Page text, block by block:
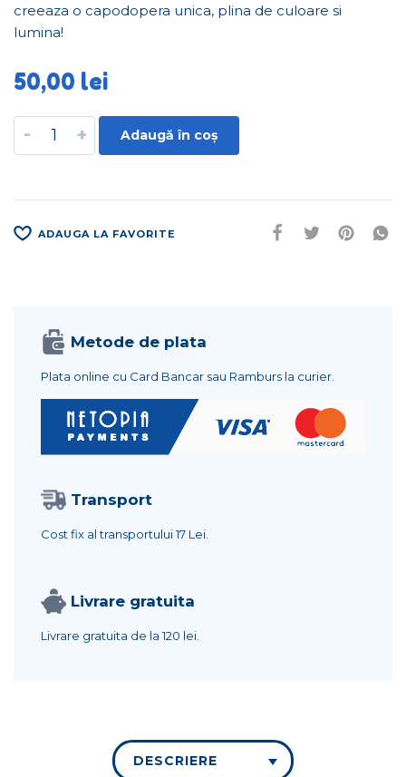
creeaza o capodopera unica, plina de culoare si
lumina!
50,00 lei
- + Adaugă în coș
ADAUGA LA FAVORITE
Metode de plata
Plata online cu Card Bancar sau Ramburs la curier.
Transport
Cost fix al transportului17 Lei.
Livrare gratuita
Livrare gratuita de la120 lei.
DESCRIERE